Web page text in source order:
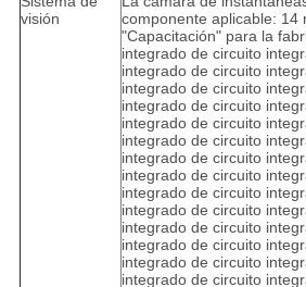
visión
componente aplicable: 14
"Capacitación" para la
integrado de circuito
integrado de circuito
integrado de circuito
integrado de circuito
integrado de circuito
integrado de circuito
integrado de circuito
integrado de circuito
integrado de circuito
integrado de circuito
integrado de circuito
integrado de circuito
integrado de circuito
integrado de circuito